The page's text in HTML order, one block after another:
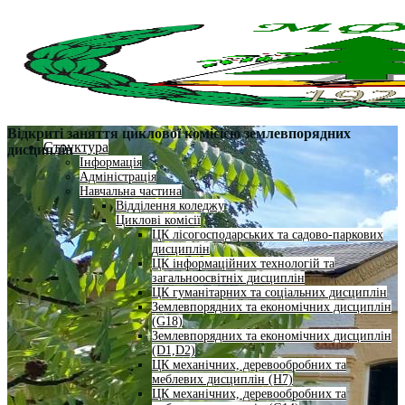
Структура
Інформація
Адміністрація
Навчальна частина
Відділення коледжу
Циклові комісії
ЦК лісогосподарських та садово-паркових
дисциплін
ЦК інформаційних технологій та
загальноосвітніх дисциплін
ЦК гуманітарних та соціальних дисциплін
Землевпорядних та економічних дисциплін
(G18)
Землевпорядних та економічних дисциплін
(D1,D2)
ЦК механічних, деревообробних та
меблевих дисциплін (H7)
ЦК механічних, деревообробних та
Відкриті заняття циклової комісією землевпорядних
дисциплін